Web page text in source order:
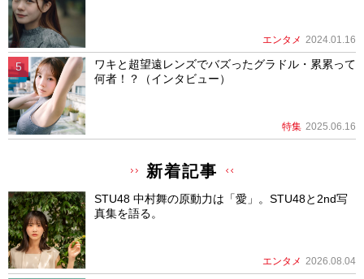
エンタメ 2024.01.16
ワキと超望遠レンズでバズったグラドル・累累って
何者！？（インタビュー）
特集 2025.06.16
新着記事
STU48 中村舞の原動力は「愛」。STU48と2nd写
真集を語る。
エンタメ 2026.08.04